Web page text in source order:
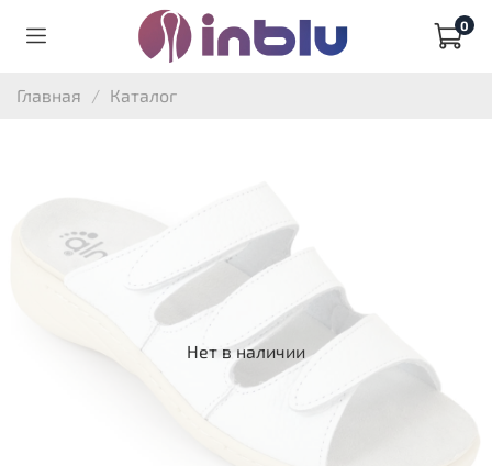
0
Главная Каталог
Нет в наличии